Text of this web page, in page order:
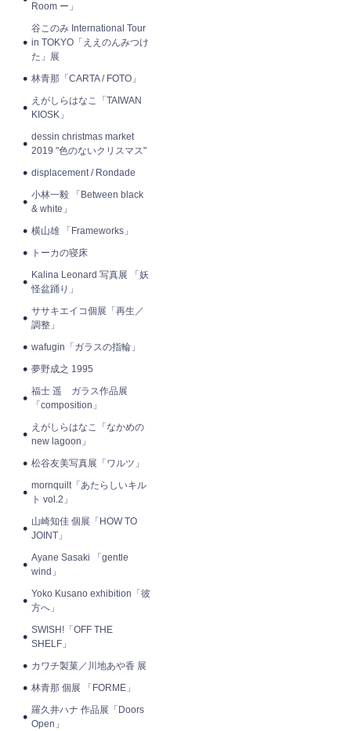
Room ー」
谷このみ International Tour
in TOKYO「ええのんみつけ
た」展
林青那「CARTA / FOTO」
えがしらはなこ「TAIWAN
KIOSK」
dessin christmas market
2019 "色のないクリスマス"
displacement / Rondade
小林一毅 「Between black
& white」
横山雄 「Frameworks」
トーカの寝床
Kalina Leonard 写真展 「妖
怪盆踊り」
ササキエイコ個展「再生／
調整」
wafugin「ガラスの指輪」
夢野成之 1995
福士 遥 ガラス作品展
「composition」
えがしらはなこ「なかめの
new lagoon」
松谷友美写真展「ワルツ」
mornquilt「あたらしいキル
ト vol.2」
山崎知佳 個展「HOW TO
JOINT」
Ayane Sasaki 「gentle
wind」
Yoko Kusano exhibition「彼
方へ」
SWISH!「OFF THE
SHELF」
カワチ製菓／川地あや香 展
林青那 個展 「FORME」
羅久井ハナ 作品展「Doors
Open」